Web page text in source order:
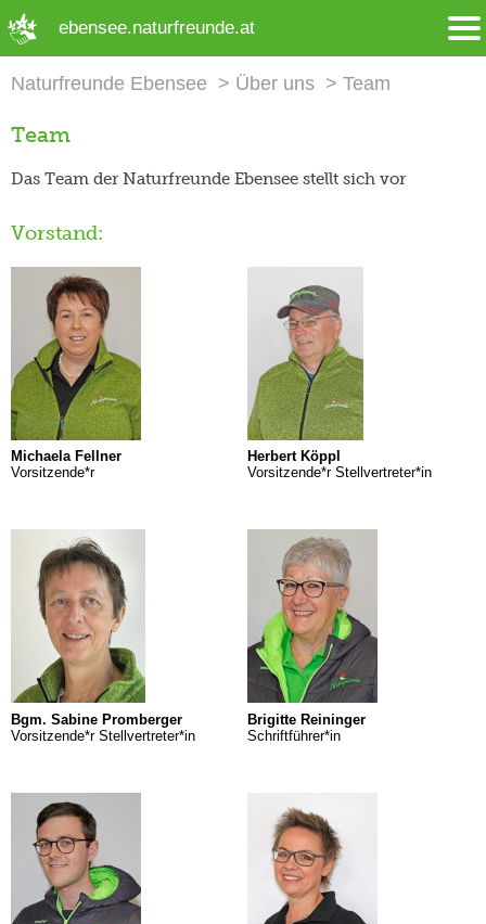
ebensee.naturfreunde.at
Naturfreunde Ebensee Über uns Team
Team
Das Team der Naturfreunde Ebensee stellt sich vor
Vorstand:
Michaela Fellner
Vorsitzende*r
Herbert Köppl
Vorsitzende*r Stellvertreter*in
Bgm. Sabine Promberger
Vorsitzende*r Stellvertreter*in
Brigitte Reininger
Schriftführer*in